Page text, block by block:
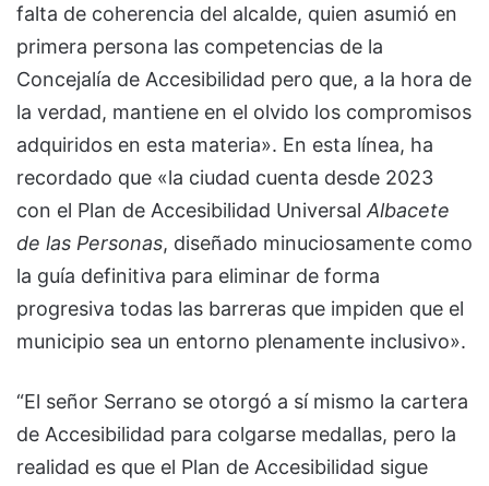
falta de coherencia del alcalde, quien asumió en
primera persona las competencias de la
Concejalía de Accesibilidad pero que, a la hora de
la verdad, mantiene en el olvido los compromisos
adquiridos en esta materia». En esta línea, ha
recordado que «la ciudad cuenta desde 2023
con el Plan de Accesibilidad Universal Albacete
de las Personas, diseñado minuciosamente como
la guía definitiva para eliminar de forma
progresiva todas las barreras que impiden que el
municipio sea un entorno plenamente inclusivo».
“El señor Serrano se otorgó a sí mismo la cartera
de Accesibilidad para colgarse medallas, pero la
realidad es que el Plan de Accesibilidad sigue